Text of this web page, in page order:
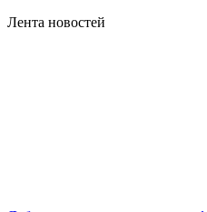
Лента новостей